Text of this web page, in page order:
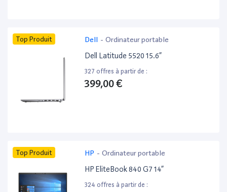
Top Produit Dell - Ordinateur portable
Dell Latitude 5520 15.6”
327 offres à partir de :
399,00 €
Top Produit HP - Ordinateur portable
HP EliteBook 840 G7 14”
324 offres à partir de :